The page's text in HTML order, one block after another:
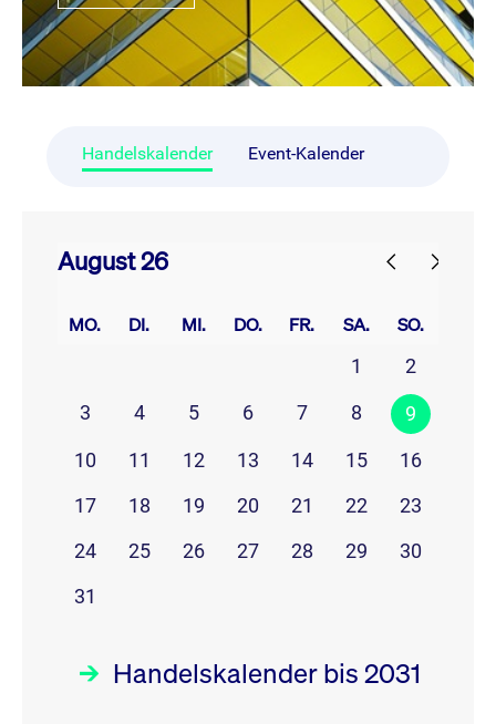
Handelskalender Event-Kalender
August 26
MO. DI. MI. DO. FR. SA. SO.
1
2
3
4 5 6 7 8 9
10 11 12 13 14 15
16
17
18 19 20 21 22
23
24
25 26 27 28 29
30
31
Handelskalender bis 2031